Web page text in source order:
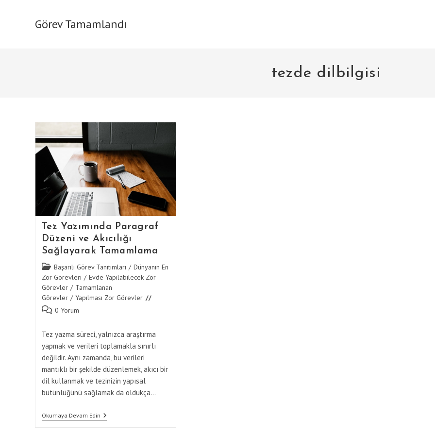
Görev Tamamlandı
tezde dilbilgisi
Tez Yazımında Paragraf
Düzeni ve Akıcılığı
Sağlayarak Tamamlama
Post
category:
Başarılı Görev Tanıtımları / Dünyanın En
Zor Görevleri / Evde Yapılabilecek Zor
Görevler / Tamamlanan
Görevler / Yapılması Zor Görevler
Post 0 Yorum
Tez yazma süreci, yalnızca araştırma
yapmak ve verileri toplamakla sınırlı
değildir. Aynı zamanda, bu verileri
mantıklı bir şekilde düzenlemek, akıcı bir
dil kullanmak ve tezinizin yapısal
bütünlüğünü sağlamak da oldukça…
Okumaya Devam EdinTez
Yazımında